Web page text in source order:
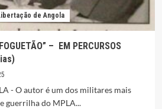
de Angola
– EM PERCURSOS
- O autor é um dos militares mais
guerrilha do MPLA...